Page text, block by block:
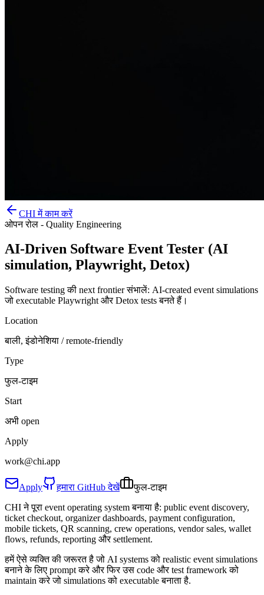
CHI में काम करें
ओपन रोल - Quality Engineering
AI-Driven Software Event Tester (AI
simulation, Playwright, Detox)
Software testing की next frontier संभालें: AI-created event simulations
जो executable Playwright और Detox tests बनते हैं।
Location
बाली, इंडोनेशिया / remote-friendly
Type
फुल-टाइम
Start
अभी open
Apply
work@chi.app
Apply हमारा GitHub देखें
फुल-टाइम
CHI ने पूरा event operating system बनाया है: public event discovery,
ticket checkout, organizer dashboards, payment configuration,
mobile tickets, QR scanning, crew operations, vendor sales, wallet
flows, refunds, reporting और settlement.
हमें ऐसे व्यक्ति की जरूरत है जो AI systems को realistic event simulations
बनाने के लिए prompt करे और फिर उस code और test framework को
maintain करे जो simulations को executable बनाता है.